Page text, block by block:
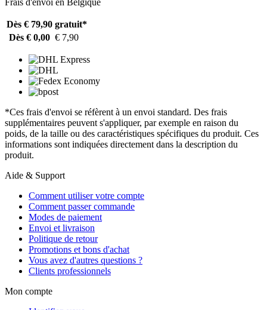
Frais d'envoi en Belgique
Dès € 79,90 gratuit*
Dès € 0,00 € 7,90
*Ces frais d'envoi se réfèrent à un envoi standard. Des frais
supplémentaires peuvent s'appliquer, par exemple en raison du
poids, de la taille ou des caractéristiques spécifiques du produit. Ces
informations sont indiquées directement dans la description du
produit.
Aide & Support
Comment utiliser votre compte
Comment passer commande
Modes de paiement
Envoi et livraison
Politique de retour
Promotions et bons d'achat
Vous avez d'autres questions ?
Clients professionnels
Mon compte